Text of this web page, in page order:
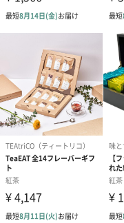
ルを撹拌して香り付け
は、食のオスカーと呼
つ星を受賞しています。
ールグレイなので、肩ひ
にぴったり。
男性にも女性にもおす
紅茶好き、オーガニック